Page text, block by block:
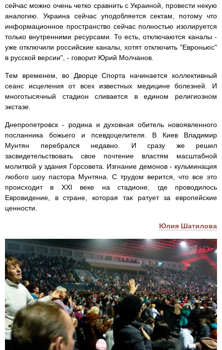
сейчас можно очень четко сравнить с Украиной, провести некую
аналогию. Украина сейчас уподобляется сектам, потому что
информационное пространство сейчас полностью изолируется
только внутренними ресурсами. То есть, отключаются каналы -
уже отключили российские каналы, хотят отключить "Евроньюс"
в русской версии", - говорит Юрий Молчанов.
Тем временем, во Дворце Спорта начинается коллективный
сеанс исцеления от всех известных медицине болезней. И
многотысячный стадион сливается в едином религиозном
экстазе.
Днепропетровск - родина и духовная обитель новоявленного
посланника божьего и псевдоцелителя. В Киев Владимир
Мунтян перебрался недавно. И сразу же решил
засвидетельствовать свое почтение властям масштабной
молитвой у здания Горсовета. Изгнание демонов - кульминация
любого шоу пастора Мунтяна. С трудом верится, что все это
происходит в XXI веке на стадионе, где проводилось
Евровидение, в стране, которая так ратует за европейские
ценности.
Юлия Шатилова